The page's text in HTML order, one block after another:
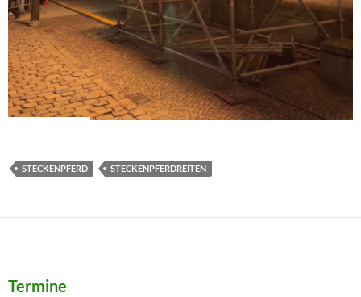
STECKENPFERD STECKENPFERDREITEN
Termine